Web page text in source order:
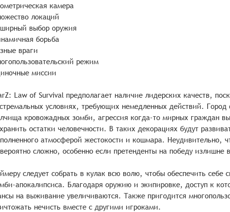
камера
локаций
выбор оружия
борьба
враги
режим
миссии
Law of Survival предполагает наличие лидерских качеств,
условиях, требующих немедленных действий.
кровожадных зомби, агрессия когда-то мирных граждан
остатки человечности. В таких декорациях будут
атмосферой жестокости и кошмара. Неудивительно,
сложно, особенно если претенденты на победу излишне
следует собрать в кулак всю волю, чтобы обеспечить себе
апокалипсиса. Благодаря оружию и экипировке, доступ к
на выживание увеличиваются. Также пригодится
нечисть вместе с другими игроками.